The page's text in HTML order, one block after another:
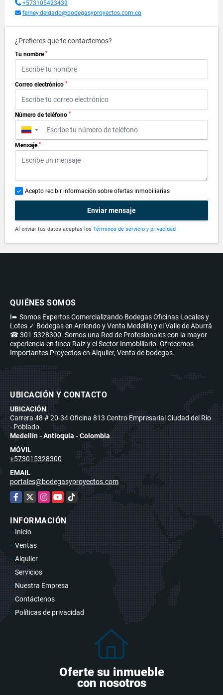
+573105423439
ferney.delgado@bodegasyproyectos.com.co
¿Prefieres que te contactemos?
Tu nombre *
Correo electrónico *
Número de teléfono *
▼
Mensaje *
Acepto recibir información sobre ofertas inmobiliarias
Enviar mensaje
Al enviar tus datos aceptas los Términos de servicio y privacidad
QUIÉNES SOMOS
I➨ Somos Expertos Comercializando Bodegas Oficinas Locales y
Lotes ✓ Bodegas en Arriendo y Venta Medellín y el Valle de Aburrá
☎ 301 5328300. Somos una Red de Profesionales con la mayor
experiencia en finca Raíz y el Sector Inmobiliario. Ofrecemos
Importantes Proyectos en Alquiler, Venta de bodegas.
UBICACIÓN Y CONTACTO
UBICACIÓN
Carrera 48 # 20-34 Oficina 813 Centro Empresarial Ciudad del Río
- Poblado.
Medellín - Antioquia - Colombia
MÓVIL
+573015328300
EMAIL
portales@bodegasyproyectos.com
Facebook
X Instagram
YouTubeTikTok
INFORMACIÓN
Inicio
Ventas
Alquiler
Servicios
Nuestra Empresa
Contáctenos
Políticas de privacidad
Oferte su inmueble
con nosotros